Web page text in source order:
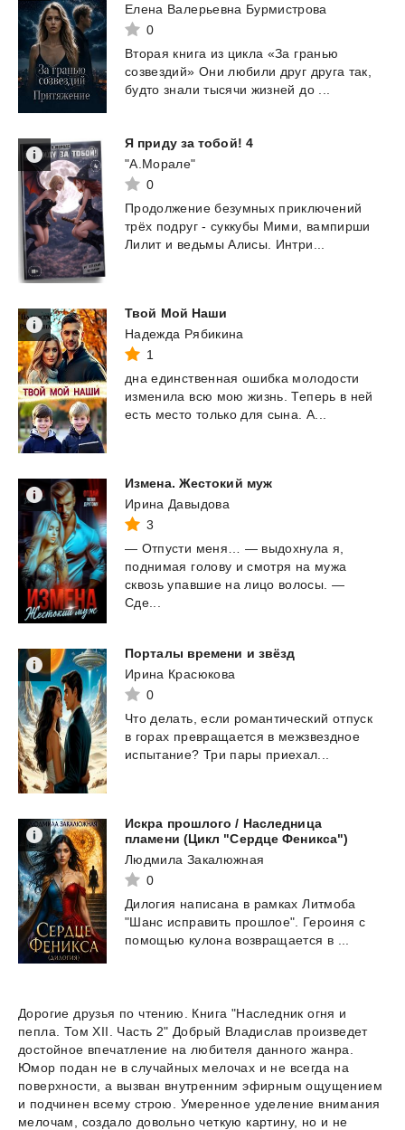
Елена Валерьевна Бурмистрова
0
Вторая книга из цикла «За гранью
созвездий» Они любили друг друга так,
будто знали тысячи жизней до
Я приду за тобой! 4
"А.Морале"
0
Продолжение безумных приключений
трёх подруг - суккубы Мими,
вампирши
Лилит и ведьмы Алисы. Интри...
Твой Мой Наши
Надежда Рябикина
1
дна единственная ошибка молодости
изменила всю мою жизнь. Теперь в ней
есть место только для сына. А...
Измена. Жестокий муж
Ирина Давыдова
3
— Отпусти меня… — выдохнула я,
поднимая голову и смотря на мужа
сквозь упавшие на лицо волосы. —
Сде...
Порталы времени и звёзд
Ирина Красюкова
0
Что делать, если романтический отпуск
в горах превращается в межзвездное
испытание? Три пары приехал...
Искра прошлого / Наследница
пламени (Цикл "Сердце Феникса")
Людмила Закалюжная
0
Дилогия написана в рамках Литмоба
"Шанс исправить прошлое". Героиня с
помощью кулона возвращается в
Дорогие друзья по чтению. Книга "Наследник огня и
пепла. Том XII. Часть 2" Добрый Владислав произведет
достойное впечатление на любителя данного жанра.
Юмор подан не в случайных мелочах и не всегда на
поверхности, а вызван внутренним эфирным ощущением
и подчинен всему строю. Умеренное уделение внимания
мелочам, создало довольно четкую картину, но и не